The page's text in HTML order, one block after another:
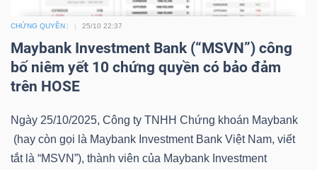
CHỨNG QUYỀN 25/10 22:37
Maybank Investment Bank (“MSVN”) công
bố niêm yết 10 chứng quyền có bảo đảm
trên HOSE
Ngày 25/10/2025, Công ty TNHH Chứng khoán Maybank
(hay còn gọi là Maybank Investment Bank Việt Nam, viết
tắt là “MSVN”), thành viên của Maybank Investment
Ngành
(-)
VS-